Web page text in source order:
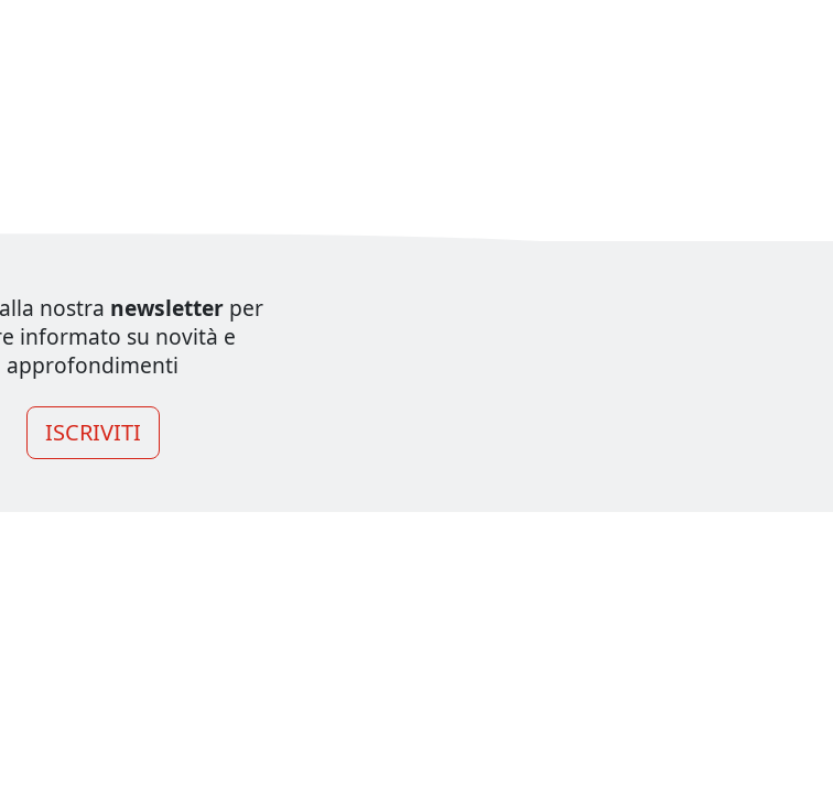
nostra newsletter per
informato su novità e
approfondimenti
ISCRIVITI